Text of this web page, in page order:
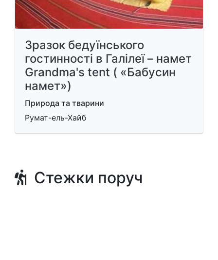
Зразок бедуїнського
гостинності в Галілеї – намет
Grandma's tent ( «Бабусин
намет»)
Природа та тварини
Румат-ель-Хайб
Стежки поруч